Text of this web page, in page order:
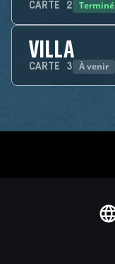
CARTE 2 Terminé
VILLA
CARTE 3 À venir